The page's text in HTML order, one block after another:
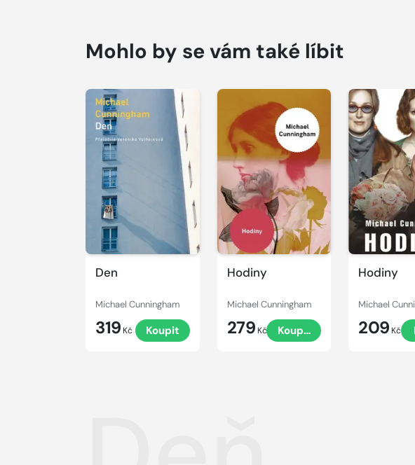
Mohlo by se vám také líbit
Den
Michael Cunningham
319 Kč Koupit
Hodiny
Michael Cunningham
279 Kč Koupit
Hodiny
Michael
209 Kč